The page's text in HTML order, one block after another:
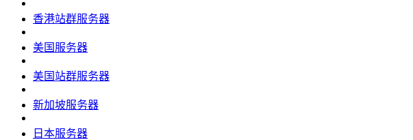
香港站群服务器
美国服务器
美国站群服务器
新加坡服务器
日本服务器